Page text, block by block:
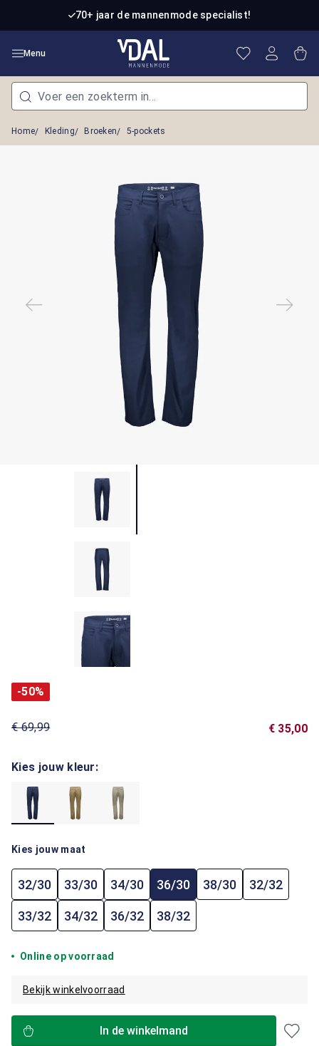
Ga naar de hoofdinhoud70+ jaar de mannenmode specialist!
Menu Je hebt 0
Home Kleding Broeken 5-pockets
-50%
€ 69,99 € 35,00
Kies jouw kleur:
Kies jouw maat
32/30 33/30 34/30 36/30 38/30 32/32
33/32 34/32 36/32 38/32
Online op voorraad
Bekijk winkelvoorraad
In de winkelmand